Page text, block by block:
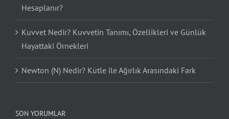
Hesaplanır?
Kuvvet Nedir? Kuvvetin Tanımı, Özellikleri ve Günlük
Hayattaki Örnekleri
Newton (N) Nedir? Kütle ile Ağırlık Arasındaki Fark
SON YORUMLAR